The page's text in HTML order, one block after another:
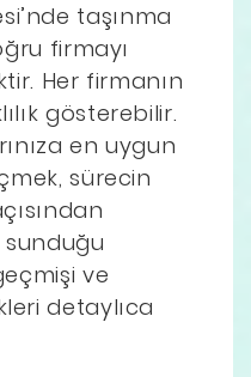
taşınma
firmayı
Her firmanın
gösterebilir.
en uygun
sürecin
sunduğu
ve
detaylıca